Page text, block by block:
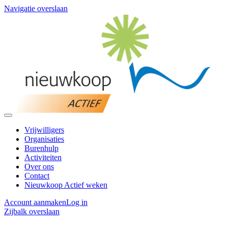
Navigatie overslaan
Vrijwilligers
Organisaties
Burenhulp
Activiteiten
Over ons
Contact
Nieuwkoop Actief weken
Account aanmakenLog in
Zijbalk overslaan